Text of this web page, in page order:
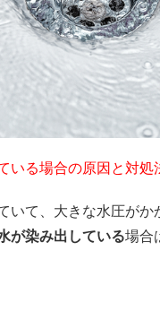
いる場合の原因と対処
て、大きな水圧がか
が染み出している場合